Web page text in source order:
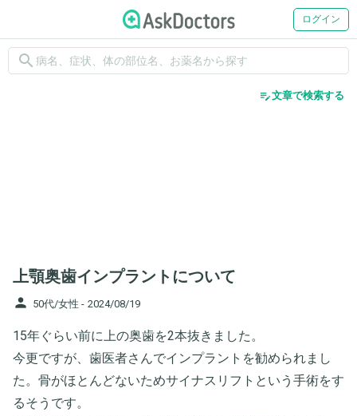
ログイン
search
edit_note文章で検索する
上顎奥歯インプラントについて
person 50代/女性 - 2024/08/19
15年ぐらい前に上の奥歯を2本抜きました。
今更ですが、歯医者さんでインプラントを勧められまし
た。骨がほとんどないためサイナスリフトという手術をす
るそうです。